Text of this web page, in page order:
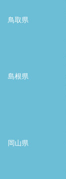
鳥取県
島根県
岡山県